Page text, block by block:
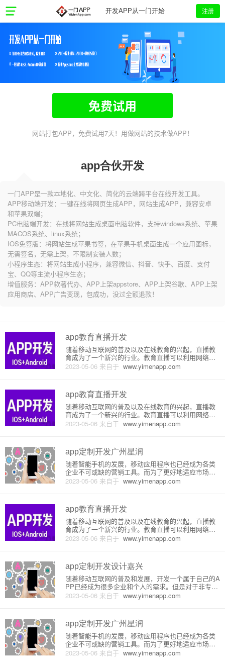
开发APP从一门开始 注册
免费试用
网站打包APP，免费试用7天！用做网站的技术做APP！
app合伙开发
一门APP是一款本地化、中文化、简化的云端跨平台在线开发工具。
APP移动端开发：一键在线将网页生成APP，网站生成APP，兼容安卓
和苹果双端；
PC电脑端开发：在线将网站生成桌面电脑软件，支持windows系统、苹果
MACOS系统、linux系统；
IOS免签版：将网站生成苹果书签，在苹果手机桌面生成一个应用图标，
无需签名，无需上架，不限制安装人数；
小程序生态：将网站生成小程序，兼容微信、抖音、快手、百度、支付
宝、QQ等主流小程序生态；
增值服务：APP软著代办、APP上架appstore、APP上架谷歌、APP上架
应用商店、APP广告变现，包成功，没过全额退款！
app教育直播开发
2023-05-06 来自于 www.yimenapp.com
随着移动互联网的普及以及在线教育的兴起，直播教
育成为了一个新兴的行业。教育直播可以利用网络传
输数据、视频等技术手段，将教育资源在网络上进行
直播或点播，帮助各地的学生接受高质量的课程，同
此背景下，如何开发一款高质
app教育直播开发
2023-05-06 来自于 www.yimenapp.com
随着移动互联网的普及以及在线教育的兴起，直播教
育成为了一个新兴的行业。教育直播可以利用网络传
输数据、视频等技术手段，将教育资源在网络上进行
直播或点播，帮助各地的学生接受高质量的课程，同
此背景下，如何开发一款高质
app定制开发广州星润
2023-05-06 来自于 www.yimenapp.com
随着智能手机的发展，移动应用程序也已经成为各类
企业不可或缺的营销工具。而为了更好地适应市场需
求，越来越多的企业开始选择寻找专业的定制开发公
司来进行定制开发。其中，广州星润是一家有着丰富
细介绍一下其原理和特点。一
app教育直播开发
2023-05-06 来自于 www.yimenapp.com
随着移动互联网的普及以及在线教育的兴起，直播教
育成为了一个新兴的行业。教育直播可以利用网络传
输数据、视频等技术手段，将教育资源在网络上进行
直播或点播，帮助各地的学生接受高质量的课程，同
此背景下，如何开发一款高质
app定制开发设计嘉兴
2023-05-06 来自于 www.yimenapp.com
随着移动互联网的普及和发展，开发一个属于自己的A
PP已经成为很多企业和个人的需求。但是对于非专业
人士来说，这对于技术和成本都是一个挑战。因此，
选择一家专业的APP定制开发设计公司就显得非常重
呢？首先，需要掌握I
app定制开发广州星润
2023-05-06 来自于 www.yimenapp.com
随着智能手机的发展，移动应用程序也已经成为各类
企业不可或缺的营销工具。而为了更好地适应市场需
求，越来越多的企业开始选择寻找专业的定制开发公
司来进行定制开发。其中，广州星润是一家有着丰富